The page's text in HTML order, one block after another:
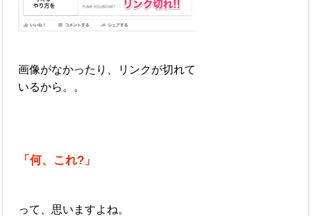
画像がなかったり、リンクが切れて
いるから。。
「何、これ?」
って、思いますよね。